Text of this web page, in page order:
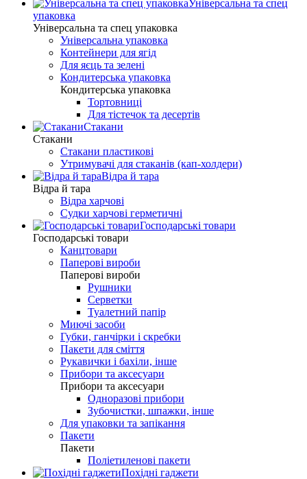
Універсальна та спец
упаковка
Універсальна та спец упаковка
Універсальна упаковка
Контейнери для ягід
Для яєць та зелені
Кондитерська упаковка
Кондитерська упаковка
Тортовниці
Для тістечок та десертів
Стакани
Стакани
Стакани пластикові
Утримувачі для стаканів (кап-холдери)
Відра й тара
Відра й тара
Відра харчові
Судки харчові герметичні
Господарські товари
Господарські товари
Канцтовари
Паперові вироби
Паперові вироби
Рушники
Серветки
Туалетний папір
Миючі засоби
Губки, ганчірки і скребки
Пакети для сміття
Рукавички і бахіли, інше
Прибори та аксесуари
Прибори та аксесуари
Одноразові прибори
Зубочистки, шпажки, інше
Для упаковки та запікання
Пакети
Пакети
Поліетиленові пакети
Похідні гаджети